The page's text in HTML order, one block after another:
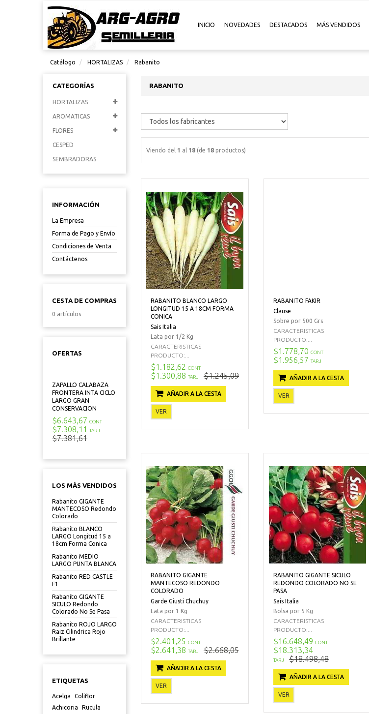
INICIO NOVEDADES DESTACADOS MÁS VENDIDOS
Catálogo HORTALIZAS Rabanito
CATEGORÍAS
HORTALIZAS
AROMATICAS
FLORES
CESPED
SEMBRADORAS
INFORMACIÓN
La Empresa
Forma de Pago y Envío
Condiciones de Venta
Contáctenos
CESTA DE COMPRAS
0 artículos
OFERTAS
ZAPALLO CALABAZA
FRONTERA INTA CICLO
LARGO GRAN
CONSERVACION
$6.643,67 CONT
$7.308,11 TARJ
$7.381,61
LOS MÁS VENDIDOS
Rabanito GIGANTE
MANTECOSO Redondo
Colorado
Rabanito BLANCO
LARGO Longitud 15 a
18cm Forma Conica
Rabanito MEDIO
LARGO PUNTA BLANCA
Rabanito RED CASTLE
F1
Rabanito GIGANTE
SICULO Redondo
Colorado No Se Pasa
Rabanito ROJO LARGO
Raiz Cilindrica Rojo
Brillante
ETIQUETAS
Acelga
Coliflor
Achicoria
Rucula
RABANITO
Viendo del 1 al 18 (de 18 productos)
RABANITO BLANCO LARGO
LONGITUD 15 A 18CM FORMA
CONICA
Sais Italia
Lata por 1/2 Kg
CARACTERISTICAS
PRODUCTO:...
$1.182,62 CONT
$1.300,88 TARJ $1.245,09
AÑADIR A LA CESTA
VER
RABANITO FAKIR
Clause
Sobre por 500 Grs
CARACTERISTICAS
PRODUCTO:...
$1.778,70 CONT
$1.956,57 TARJ
AÑADIR A LA CESTA
VER
RABANITO GIGANTE
MANTECOSO REDONDO
COLORADO
Garde Giusti Chuchuy
Lata por 1 Kg
CARACTERISTICAS
PRODUCTO:...
$2.401,25 CONT
$2.641,38 TARJ $2.668,05
AÑADIR A LA CESTA
VER
RABANITO GIGANTE SICULO
REDONDO COLORADO NO SE
PASA
Sais Italia
Bolsa por 5 Kg
CARACTERISTICAS
PRODUCTO:...
$16.648,49 CONT
$18.313,34
TARJ $18.498,48
AÑADIR A LA CESTA
VER